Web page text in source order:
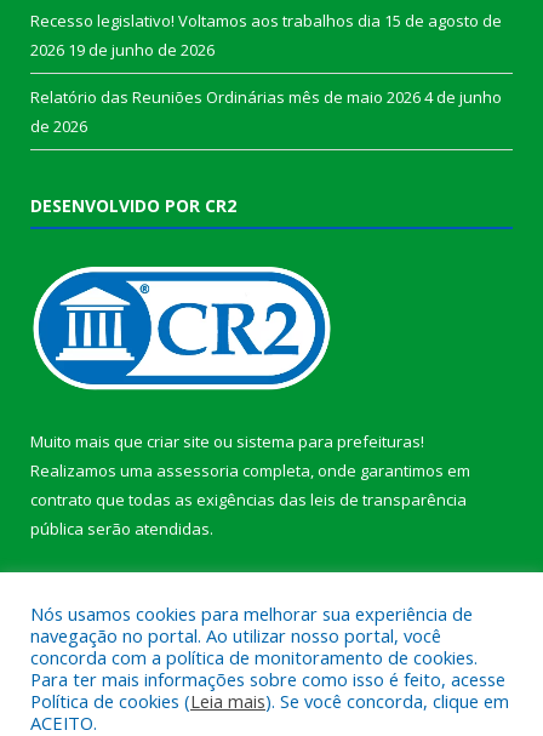
Recesso legislativo! Voltamos aos trabalhos dia 15 de agosto de
2026 19 de junho de 2026
Relatório das Reuniões Ordinárias mês de maio 20264 de junho
de 2026
DESENVOLVIDO POR CR2
Muito mais que criar site ou sistema para prefeituras!
Realizamos uma assessoria completa, onde garantimos em
contrato que todas as exigências das leis de transparência
pública serão atendidas.
Todos os direitos reservados a Câmara Municipal de Anajás.
Nós usamos cookies para melhorar sua experiência de
navegação no portal. Ao utilizar nosso portal, você
concorda com a política de monitoramento de cookies.
Para ter mais informações sobre como isso é feito, acesse
Política de cookies (Leia mais). Se você concorda, clique em
ACEITO.